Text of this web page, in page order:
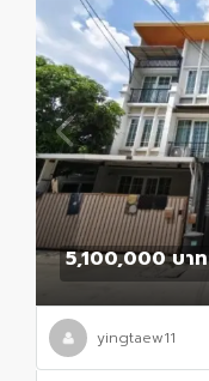
5,100,000 บาท
yingtaew11